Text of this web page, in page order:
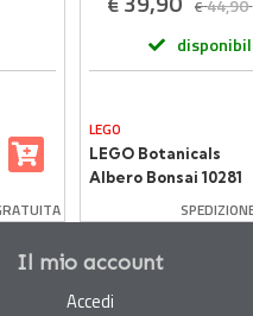
€44,90
LEGO
LEGO Botanicals
Albero Bonsai 10281
Il mio account
Accedi